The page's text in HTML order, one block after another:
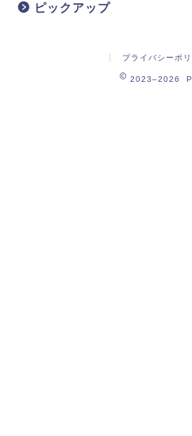
ピックアップ
プライバシーポ
2023–2026